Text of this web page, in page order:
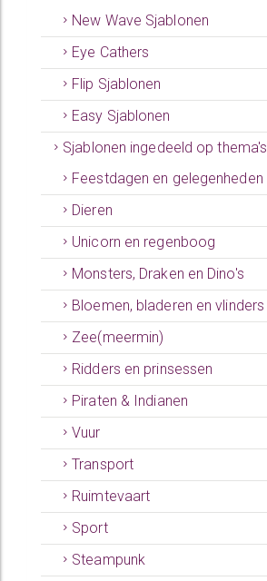
New Wave Sjablonen
Eye Cathers
Flip Sjablonen
Easy Sjablonen
Sjablonen ingedeeld op thema's
Feestdagen en gelegenheden
Dieren
Unicorn en regenboog
Monsters, Draken en Dino's
Bloemen, bladeren en vlinders
Zee(meermin)
Ridders en prinsessen
Piraten & Indianen
Vuur
Transport
Ruimtevaart
Sport
Steampunk